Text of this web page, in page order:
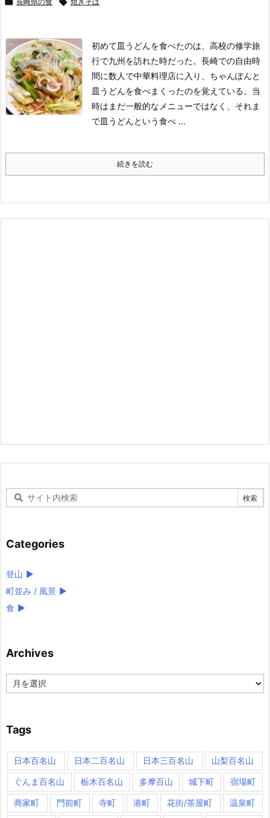
初めて皿うどんを食べたのは、高校の修学旅
行で九州を訪れた時だった。長崎での自由時
間に数人で中華料理店に入り、ちゃんぽんと
皿うどんを食べまくったのを覚えている。 当
時はまだ一般的なメニューではなく、それま
で皿うどんという食べ ...
続きを読む
Categories
登山 ►
町並み / 風景 ►
食 ►
Archives
Archives
Tags
日本百名山 日本二百名山 日本三百名山 山梨百名山
ぐんま百名山 栃木百名山 多摩百山 城下町 宿場町
商家町 門前町 寺町 港町 花街/茶屋町 温泉町